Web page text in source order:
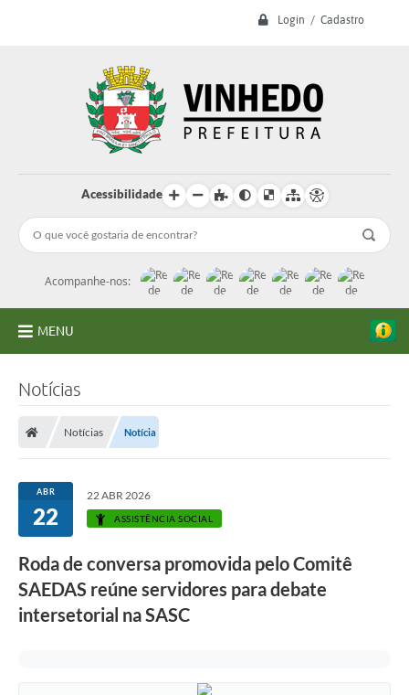
Login / Cadastro
Acessibilidade
Acompanhe-nos:
MENU
Licitações
Transparência
Concursos e Processos Seletivos
Notícias
Notícias Notícia
ABR
22
22 ABR 2026
ASSISTÊNCIA SOCIAL
Roda de conversa promovida pelo Comitê
SAEDAS reúne servidores para debate
intersetorial na SASC